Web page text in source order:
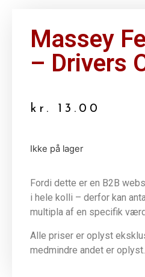
Massey
– Drivers
kr. 13.00
Ikke på lager
Fordi dette er en B2B
i hele kolli – derfor kan
multipla af en specifik
Alle priser er oplyst
medmindre andet er oplyst.